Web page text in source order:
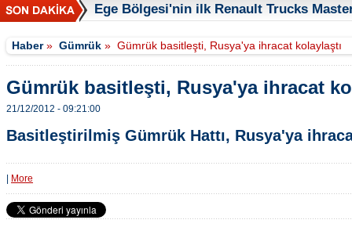
Ege Bölgesi'nin ilk Renault Trucks
Haber»Gümrük »Gümrük basitleşti, Rusya'ya ihracat kolaylaştı
Gümrük basitleşti, Rusya'ya ihracat
21/12/2012 - 09:21:00
Basitleştirilmiş Gümrük Hattı, Rusya'ya
More